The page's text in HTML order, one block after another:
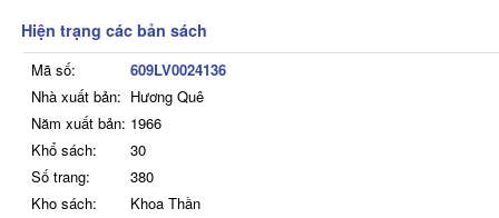
Hiện trạng các bản sách
Mã số:
609LV0024136
Nhà xuất bản: Hương Quê
Năm xuất bản: 1966
Khổ sách:
30
Số trang:
380
Kho sách:
Khoa Thần